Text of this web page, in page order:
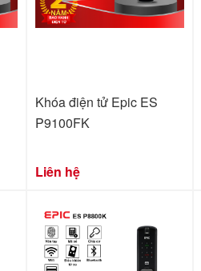
Khóa điện tử Epic ES
P9100FK
Liên hệ